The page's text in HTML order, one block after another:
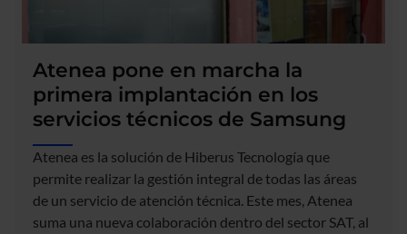
su
crecimiento
Atenea pone en marcha la
primera implantación en los
servicios técnicos de Samsung
Atenea es la solución de Hiberus Tecnología que
permite realizar la gestión integral de todas las áreas
de un servicio de atención técnica. Este mes, Atenea
suma una nueva colaboración dentro del sector SAT, al